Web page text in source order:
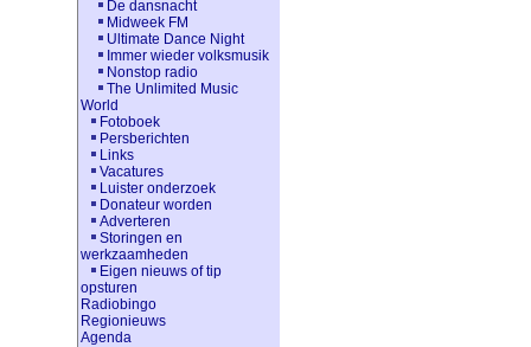
De dansnacht
Midweek FM
Ultimate Dance Night
Immer wieder volksmusik
Nonstop radio
The Unlimited Music
World
Fotoboek
Persberichten
Links
Vacatures
Luister onderzoek
Donateur worden
Adverteren
Storingen en
werkzaamheden
Eigen nieuws of tip
opsturen
Radiobingo
Regionieuws
Agenda